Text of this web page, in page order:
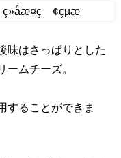
味はさっぱりとした
ームチーズ。
することができま